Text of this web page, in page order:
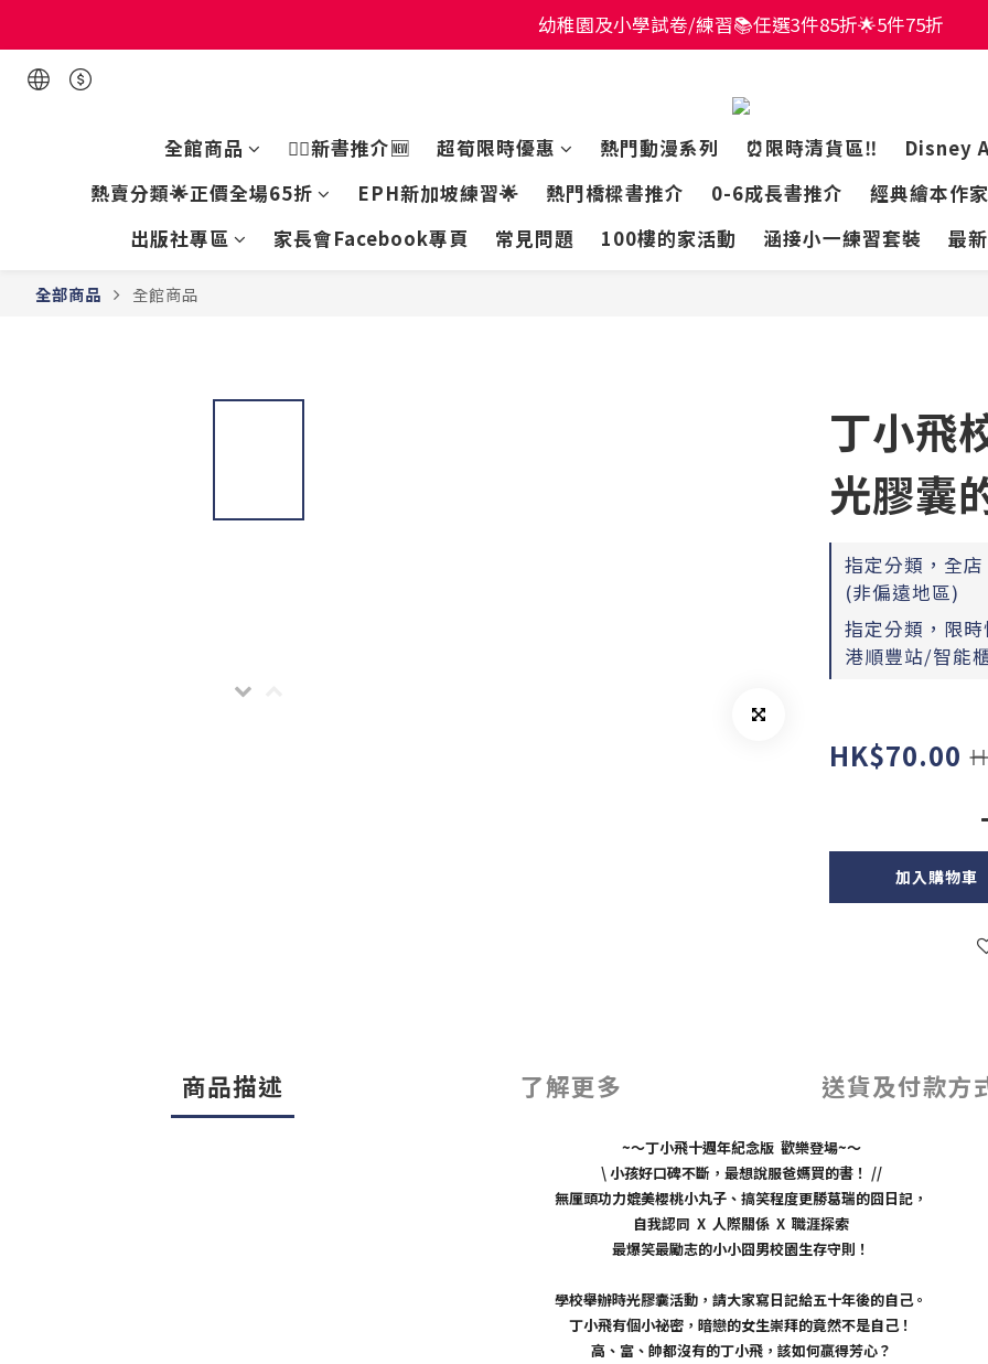
現貨童書正價全場65折！$449包郵香港智能櫃或澳門自取點！最快2
幼稚園及小學試卷/練習📚任選3件85折🌟5件75折
全館商品 👍🏻新書推介🆕 超筍限時優惠 熱門動漫系列 ⏰限時清貨區‼️
Disney
熱賣分類🌟正價全場65折
EPH新加坡練習🌟 熱門橋樑書推介 0-6成長書推介
經典繪本作
出版社專區
家長會Facebook專頁 常見問題 100樓的家活動 涵接小一練習套裝 最
全部商品 全館商品
丁小飛
光膠囊
指定分類，全
(非偏遠地區)
指定分類，限
港順豐站/智能
HK$70.00
加入購物車
商品描述 了解更多 送貨及付款方
~～丁小飛十週年紀念版 歡樂登場~～
\ 小孩好口碑不斷，最想說服爸媽買的書！ //
無厘頭功力媲美櫻桃小丸子、搞笑程度更勝葛瑞的囧日記，
自我認同 X 人際關係 X 職涯探索
最爆笑最勵志的小小囧男校園生存守則！
學校舉辦時光膠囊活動，請大家寫日記給五十年後的自己。
丁小飛有個小祕密，暗戀的女生崇拜的竟然不是自己！
高、富、帥都沒有的丁小飛，該如何贏得芳心？